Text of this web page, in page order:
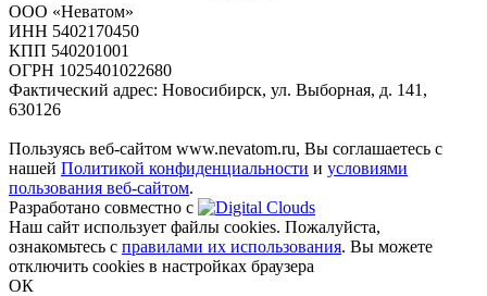
ООО «Неватом»
ИНН 5402170450
КПП 540201001
ОГРН 1025401022680
Фактический адрес: Новосибирск, ул. Выборная, д. 141,
630126
Пользуясь веб-сайтом www.nevatom.ru, Вы соглашаетесь с
нашей Политикой конфиденциальности и условиями
пользования веб-сайтом.
Разработано совместно с
Наш сайт использует файлы cookies. Пожалуйста,
ознакомьтесь с правилами их использования. Вы можете
отключить cookies в настройках браузера
ОК